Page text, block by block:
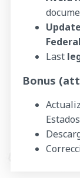
Last
Bonus